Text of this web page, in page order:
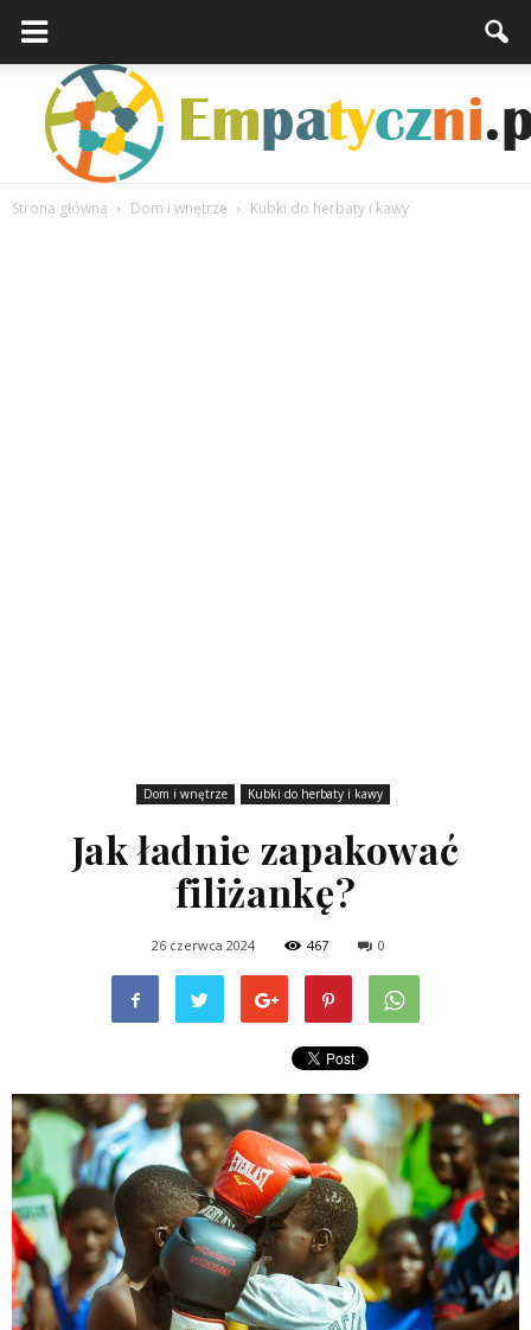
Strona główna Dom i wnętrze Kubki do herbaty i kawy
Dom i wnętrze Kubki do herbaty i kawy
Jak ładnie zapakować
filiżankę?
26 czerwca 2024 467 0